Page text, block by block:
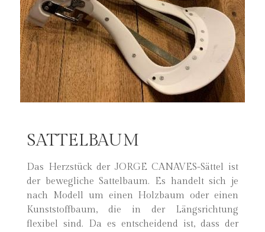
SATTELBAUM
Das Herzstück der JORGE CANAVES-Sättel ist
der bewegliche Sattelbaum. Es handelt sich je
nach Modell um einen Holzbaum oder einen
Kunststoffbaum, die in der Längsrichtung
flexibel sind. Da es entscheidend ist, dass der